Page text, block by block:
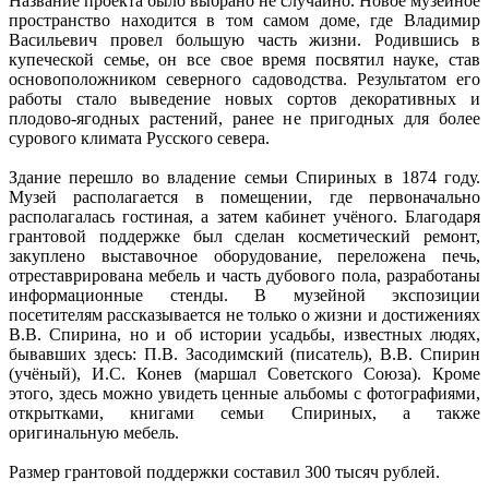
пространство находится в том самом доме, где Владимир
Васильевич провел большую часть жизни. Родившись в
купеческой семье, он все свое время посвятил науке, став
основоположником северного садоводства. Результатом его
работы стало выведение новых сортов декоративных и
плодово-ягодных растений, ранее не пригодных для более
сурового климата Русского севера.
Здание перешло во владение семьи Спириных в 1874 году.
Музей располагается в помещении, где первоначально
располагалась гостиная, а затем кабинет учёного. Благодаря
грантовой поддержке был сделан косметический ремонт,
закуплено выставочное оборудование, переложена печь,
отреставрирована мебель и часть дубового пола, разработаны
информационные стенды. В музейной экспозиции
посетителям рассказывается не только о жизни и достижениях
В.В. Спирина, но и об истории усадьбы, известных людях,
бывавших здесь: П.В. Засодимский (писатель), В.В. Спирин
(учёный), И.С. Конев (маршал Советского Союза). Кроме
этого, здесь можно увидеть ценные альбомы с фотографиями,
открытками, книгами семьи Спириных, а также
оригинальную мебель.
Размер грантовой поддержки составил 300 тысяч рублей.